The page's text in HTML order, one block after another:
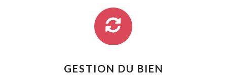
GESTION DU BIEN